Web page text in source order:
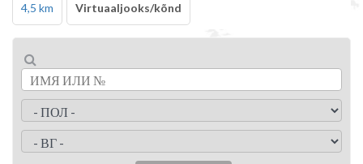
4,5 km Virtuaaljooks/kõnd